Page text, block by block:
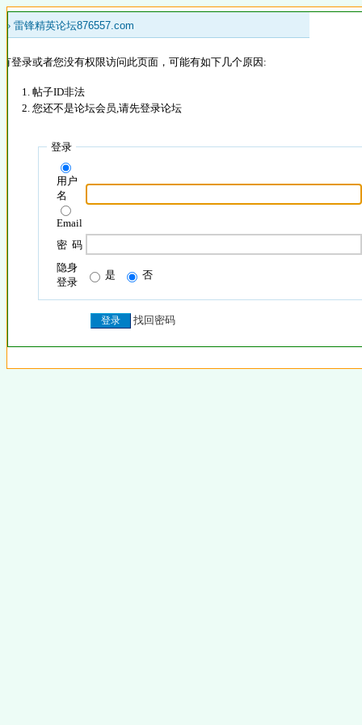
» 雷锋精英论坛876557.com
登录或者您没有权限访问此页面，可能有如下几个原因:
帖子ID非法
您还不是论坛会员,请先登录论坛
登录
用户
名
Email
密 码
隐身
登录
是 否
找回密码